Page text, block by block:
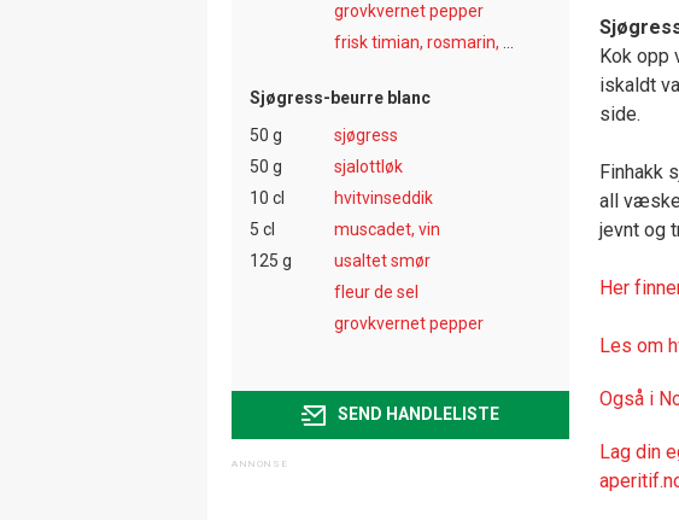
grovkvernet pepper
Sjøgress-beurre blanc
50 g
sjøgress
50 g
sjalottløk
10 cl
hvitvinseddik
5 cl
muscadet, vin
125 g
usaltet smør
fleur de sel
grovkvernet pepper
SEND HANDLELISTE
Kok opp
iskaldt
side.
Finhakk
all
jevnt og
Her
Les om
Også i
Lag din